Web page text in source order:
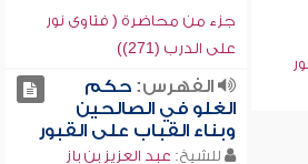
جزء من محاضرة ( فتاوى نور
على الدرب (271))
الفهرس:حكم
الغلو في الصالحين
وبناء القباب على القبور
للشيخ: عبد العزيز بن باز